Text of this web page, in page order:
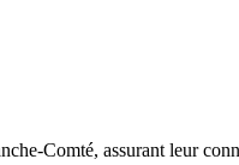
Comté, assurant leur